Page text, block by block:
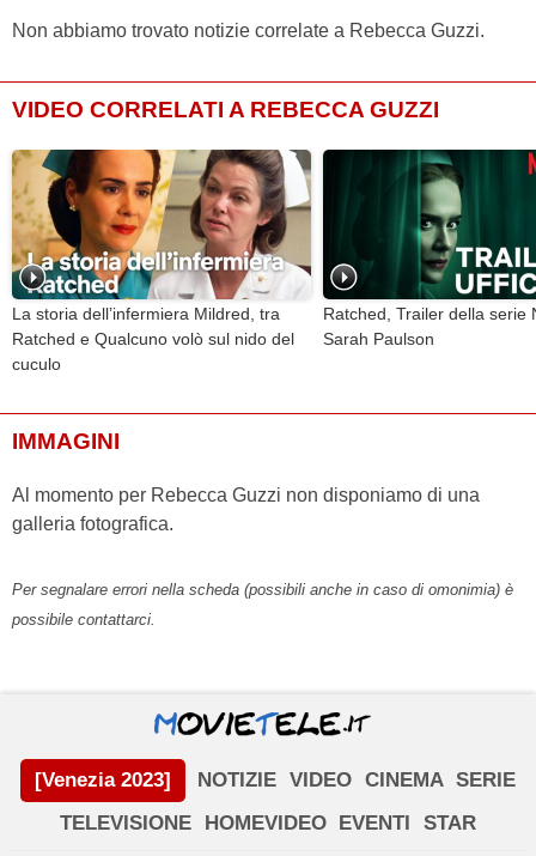
Non abbiamo trovato notizie correlate a Rebecca Guzzi.
VIDEO CORRELATI A REBECCA GUZZI
La storia dell’infermiera Mildred, tra
Ratched e Qualcuno volò sul nido del
cuculo
Ratched, Trailer della serie
Sarah Paulson
IMMAGINI
Al momento per Rebecca Guzzi non disponiamo di una
galleria fotografica.
Per segnalare errori nella scheda (possibili anche in caso di omonimia) è
possibile contattarci.
[Venezia 2023] NOTIZIE VIDEO CINEMA SERIE
TELEVISIONE
HOMEVIDEO EVENTI STAR